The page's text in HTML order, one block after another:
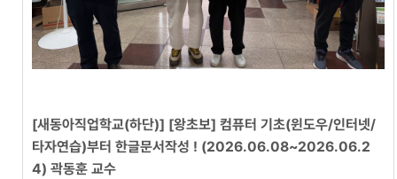
[새동아직업학교(하단)] [왕초보] 컴퓨터 기초(윈도우/인터넷/
타자연습)부터 한글문서작성 ! (2026.06.08~2026.06.2
4) 곽동훈 교수